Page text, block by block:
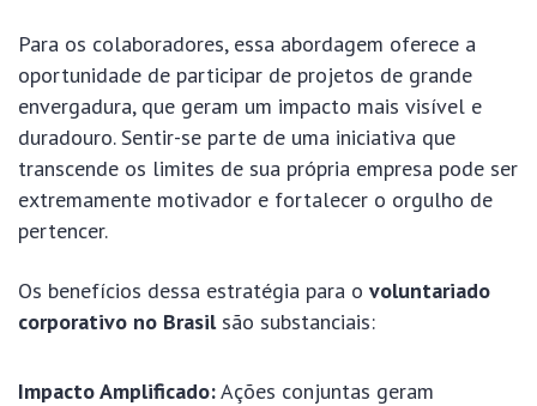
Para os colaboradores, essa abordagem oferece a
oportunidade de participar de projetos de grande
envergadura, que geram um impacto mais visível e
duradouro. Sentir-se parte de uma iniciativa que
transcende os limites de sua própria empresa pode ser
extremamente motivador e fortalecer o orgulho de
pertencer.
Os benefícios dessa estratégia para o voluntariado
corporativo no Brasilsão substanciais:
Impacto Amplificado:Ações conjuntas geram